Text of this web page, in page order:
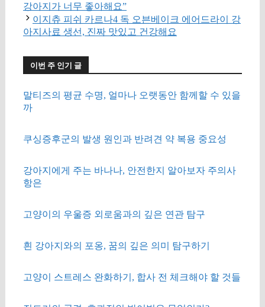
강아지가 너무 좋아해요”
이지츄 피쉬 카르나4 독 오븐베이크 에어드라이 강
아지사료 생선, 진짜 맛있고 건강해요
이번 주 인기 글
말티즈의 평균 수명, 얼마나 오랫동안 함께할 수 있을
까
쿠싱증후군의 발생 원인과 반려견 약 복용 중요성
강아지에게 주는 바나나, 안전한지 알아보자 주의사
항은
고양이의 우울증 외로움과의 깊은 연관 탐구
흰 강아지와의 포옹, 꿈의 깊은 의미 탐구하기
고양이 스트레스 완화하기, 합사 전 체크해야 할 것들